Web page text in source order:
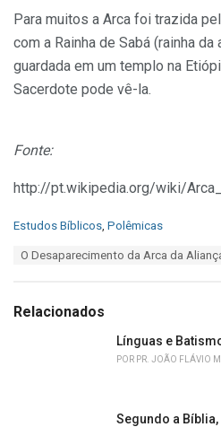
Para muitos a Arca foi trazida
com a Rainha de Sabá (rainha da
guardada em um templo na
Sacerdote pode vê-la.
Fonte:
http://pt.wikipedia.org/wiki/
C
o
r
Estudos Bíblicos Polêmicas
:
O Desaparecimento da Arca da
Relacionados
Línguas e
POR PR. JOÃO FLÁVIO
Segundo a